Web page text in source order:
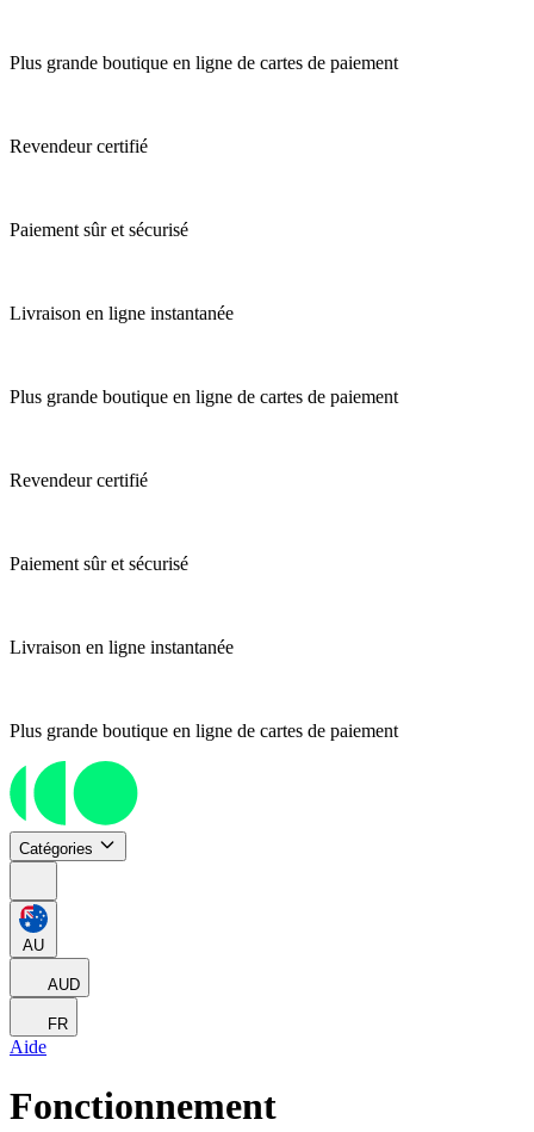
Plus grande boutique en ligne de cartes de paiement
Revendeur certifié
Paiement sûr et sécurisé
Livraison en ligne instantanée
Plus grande boutique en ligne de cartes de paiement
Revendeur certifié
Paiement sûr et sécurisé
Livraison en ligne instantanée
Plus grande boutique en ligne de cartes de paiement
Catégories
AU
AUD
FR
Aide
Fonctionnement